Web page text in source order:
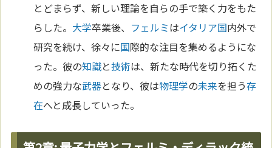
とどまらず、新しい理論を自らの手で築く力をもた
らした。 大学卒業後、 フェルミはイタリア国内外で
研究を続け、徐々に国際的な注目を集めるようにな
った。彼の知識と技術は、新たな時代を切り拓くた
めの強力な武器となり、彼は物理学の未来を担う存
在へと成長していった。